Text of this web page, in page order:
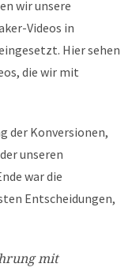
wir unsere
Videos in
Hier sehen
die wir mit
der Konversionen,
unseren
war die
Entscheidungen,
mit